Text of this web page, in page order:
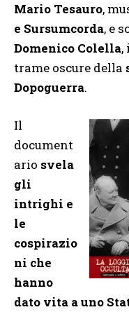
Mario Tesauro,
e Sursumcorda, e
Domenico Colella,
trame oscure della
Dopoguerra.
Il
document
ario svela
gli
intrighi e
le
cospirazio
ni che
hanno
dato vita a uno